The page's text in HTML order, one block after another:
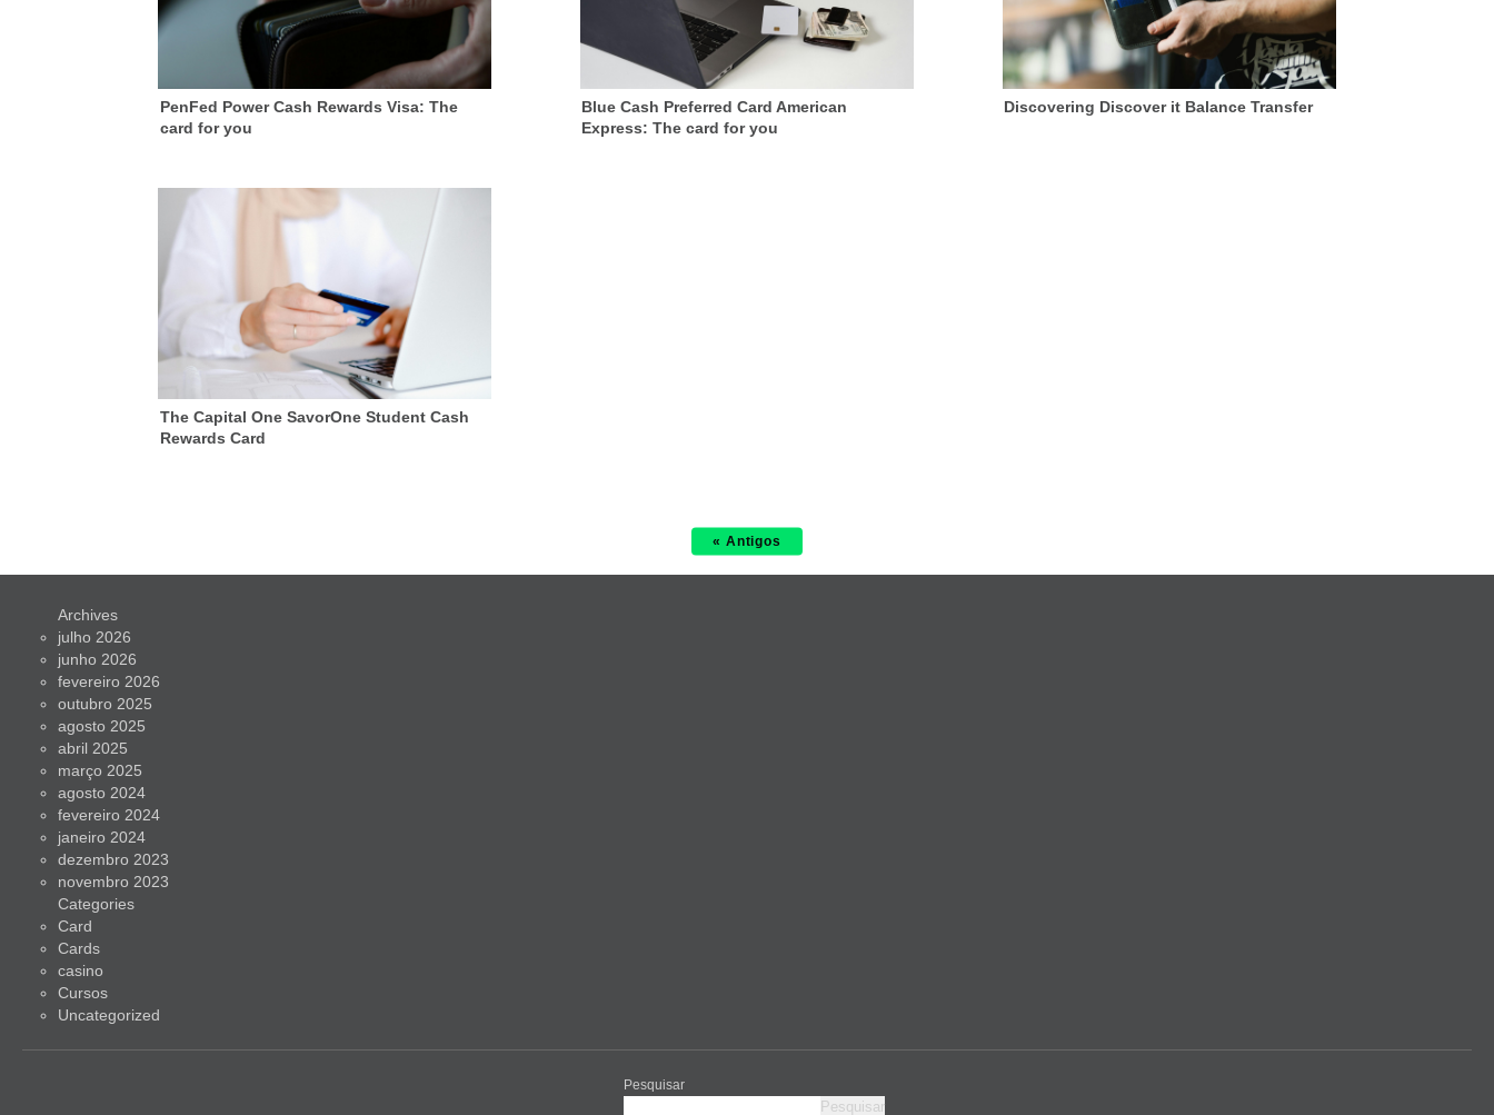
PenFed Power Cash Rewards Visa: The
card for you
Blue Cash Preferred Card American
Express: The card for you
Discovering Discover it Balance Transfer
The Capital One SavorOne Student Cash
Rewards Card
« Antigos
Archives
julho 2026
junho 2026
fevereiro 2026
outubro 2025
agosto 2025
abril 2025
março 2025
agosto 2024
fevereiro 2024
janeiro 2024
dezembro 2023
novembro 2023
Categories
Card
Cards
casino
Cursos
Uncategorized
Pesquisar
Pesquisar